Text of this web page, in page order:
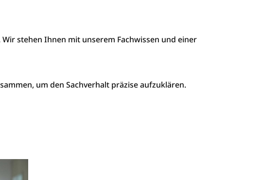
stehen Ihnen mit unserem Fachwissen und einer
um den Sachverhalt präzise aufzuklären.